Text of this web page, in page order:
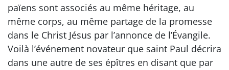
païens sont associés au même héritage, au
même corps, au même partage de la promesse
dans le Christ Jésus par l’annonce de l’Évangile.
Voilà l’événement novateur que saint Paul décrira
dans une autre de ses épîtres en disant que par